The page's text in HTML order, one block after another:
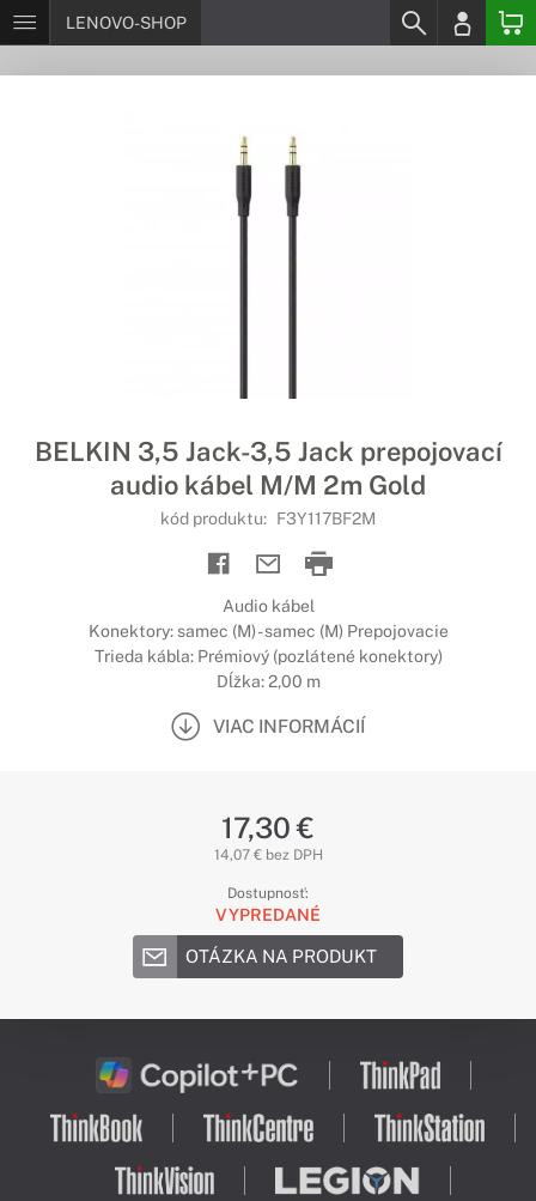
LENOVO-SHOP
BELKIN 3,5 Jack-3,5 Jack prepojovací
audio kábel M/M 2m Gold
kód produktu: F3Y117BF2M
Audio kábel
Konektory: samec (M) - samec (M) Prepojovacie
Trieda kábla: Prémiový (pozlátené konektory)
Dĺžka: 2,00 m
VIAC INFORMÁCIÍ
17,30 €
14,07 € bez DPH
Dostupnosť:
VYPREDANÉ
OTÁZKA NA PRODUKT